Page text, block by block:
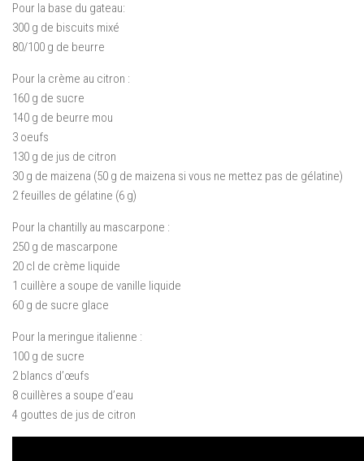
Pour la base du gateau:
300 g de biscuits mixé
80/100 g de beurre
Pour la crème au citron :
160 g de sucre
140 g de beurre mou
3 oeufs
130 g de jus de citron
30 g de maizena (50 g de maizena si vous ne mettez pas de gélatine)
2 feuilles de gélatine (6 g)
Pour la chantilly au mascarpone :
250 g de mascarpone
20 cl de crème liquide
1 cuillère a soupe de vanille liquide
60 g de sucre glace
Pour la meringue italienne :
100 g de sucre
2 blancs d’œufs
8 cuillères a soupe d’eau
4 gouttes de jus de citron